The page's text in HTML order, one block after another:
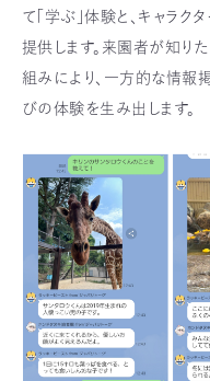
て「学ぶ」体験と、キャラク
提供します。来園者が知り
組みにより、一方的な情報
びの体験を生み出します。